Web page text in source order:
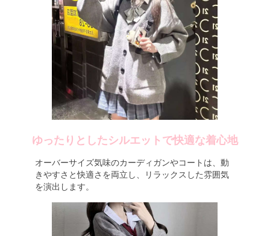
ゆったりとしたシルエットで快適な着心地
オーバーサイズ気味のカーディガンやコートは、動
きやすさと快適さを両立し、リラックスした雰囲気
を演出します。